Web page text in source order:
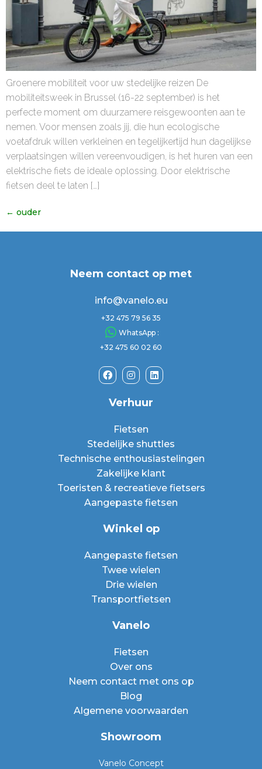
Groenere mobiliteit voor uw stedelijke reizen De
mobiliteitsweek in Brussel (16-22 september) is het
perfecte moment om duurzamere reisgewoonten aan te
nemen. Voor mensen zoals jij, die hun ecologische
voetafdruk willen verkleinen en tegelijkertijd hun dagelijkse
verplaatsingen willen vereenvoudigen, is het huren van een
elektrische fiets de ideale oplossing. Door elektrische
fietsen deel te laten […]
← ouder
Neem contact op met
info@vanelo.eu
+32 475 79 56 35
WhatsApp :
+32 475 60 02 60
Verhuur
Fietsen
Stedelijke shuttles
Technische enthousiastelingen
Zakelijke klant
Toeristen & recreatieve fietsers
Aangepaste fietsen
Winkel op
Aangepaste fietsen
Twee wielen
Drie wielen
Transportfietsen
Vanelo
Fietsen
Over ons
Neem contact met ons op
Blog
Algemene voorwaarden
Showroom
Vanelo Concept